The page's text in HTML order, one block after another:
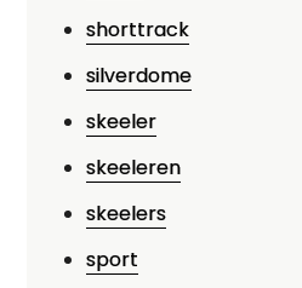
shorttrack
silverdome
skeeler
skeeleren
skeelers
sport